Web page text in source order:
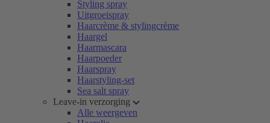
Styling spray
Uitgroeispray
Haarcrème & stylingcrème
Haargel
Haarmascara
Haarpoeder
Haarspray
Haarstyling-set
Sea salt spray
Leave-in verzorging
Alle weergeven